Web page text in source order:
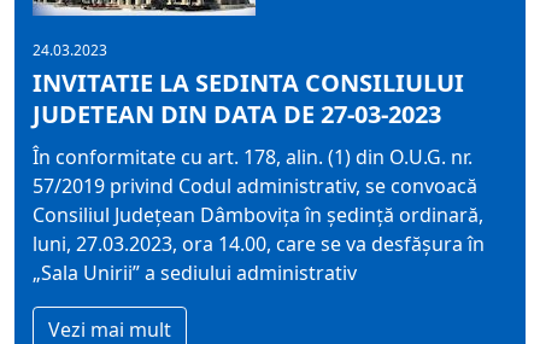
24.03.2023
INVITATIE LA SEDINTA CONSILIULUI
JUDETEAN DIN DATA DE 27-03-2023
În conformitate cu art. 178, alin. (1) din O.U.G. nr.
57/2019 privind Codul administrativ, se convoacă
Consiliul Judeţean Dâmboviţa în şedinţă ordinară,
luni, 27.03.2023, ora 14.00, care se va desfăşura în
„Sala Unirii” a sediului administrativ
Vezi mai mult